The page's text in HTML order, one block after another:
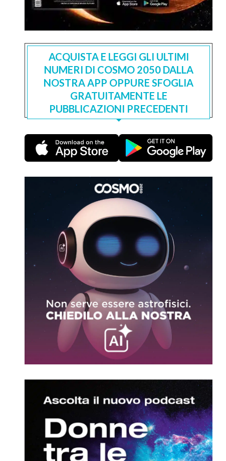
ACQUISTA E LEGGI GLI ULTIMI
NUMERI DI COSMO 2050 DALLA
NOSTRA APP OPPURE SFOGLIA
GRATUITAMENTE LE
PUBBLICAZIONI PRECEDENTI